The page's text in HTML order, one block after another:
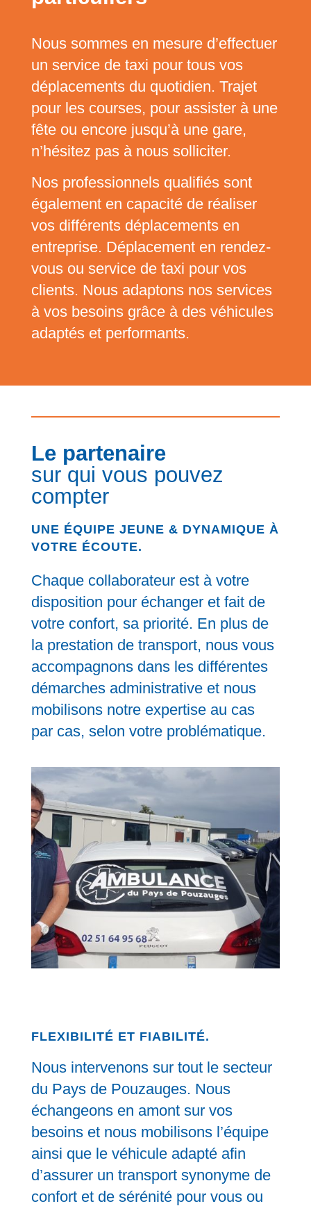
Nous sommes en mesure d’effectuer
un service de taxi pour tous vos
déplacements du quotidien. Trajet
pour les courses, pour assister à une
fête ou encore jusqu’à une gare,
n’hésitez pas à nous solliciter.
Nos professionnels qualifiés sont
également en capacité de réaliser
vos différents déplacements en
entreprise. Déplacement en rendez-
vous ou service de taxi pour vos
clients. Nous adaptons nos services
à vos besoins grâce à des véhicules
adaptés et performants.
Le partenaire
sur qui vous pouvez
compter
UNE ÉQUIPE JEUNE & DYNAMIQUE À
VOTRE ÉCOUTE.
Chaque collaborateur est à votre
disposition pour échanger et fait de
votre confort, sa priorité. En plus de
la prestation de transport, nous vous
accompagnons dans les différentes
démarches administrative et nous
mobilisons notre expertise au cas
par cas, selon votre problématique.
FLEXIBILITÉ ET FIABILITÉ.
Nous intervenons sur tout le secteur
du Pays de Pouzauges. Nous
échangeons en amont sur vos
besoins et nous mobilisons l’équipe
ainsi que le véhicule adapté afin
d’assurer un transport synonyme de
confort et de sérénité pour vous ou